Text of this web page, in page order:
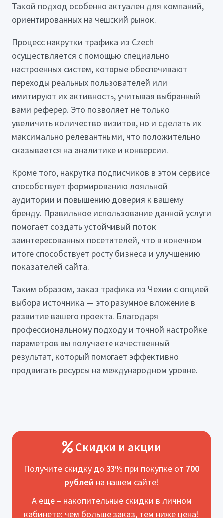
Такой подход особенно актуален для компаний,
ориентированных на чешский рынок.
Процесс накрутки трафика из Czech
осуществляется с помощью специально
настроенных систем, которые обеспечивают
переходы реальных пользователей или
имитируют их активность, учитывая выбранный
вами реферер. Это позволяет не только
увеличить количество визитов, но и сделать их
максимально релевантными, что положительно
сказывается на аналитике и конверсии.
Кроме того, накрутка подписчиков в этом сервисе
способствует формированию лояльной
аудитории и повышению доверия к вашему
бренду. Правильное использование данной услуги
помогает создать устойчивый поток
заинтересованных посетителей, что в конечном
итоге способствует росту бизнеса и улучшению
показателей сайта.
Таким образом, заказ трафика из Чехии с опцией
выбора источника — это разумное вложение в
развитие вашего проекта. Благодаря
профессиональному подходу и точной настройке
параметров вы получаете качественный
результат, который помогает эффективно
продвигать ресурсы на международном уровне.
Скидки и акции
Получите скидку до 33% при покупке от 700
рублей на нашем сайте!
А еще – накопительные скидки в личном
кабинете: чем больше заказ, тем ниже цена!